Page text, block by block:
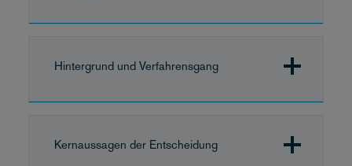
Hintergrund und Verfahrensgang
Kernaussagen der Entscheidung